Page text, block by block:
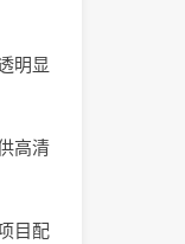
明显
高清
目配